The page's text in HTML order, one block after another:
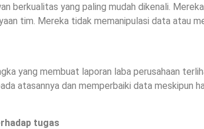
berkualitas yang paling mudah dikenali. Mereka
tim. Mereka tidak memanipulasi data atau
yang membuat laporan laba perusahaan
atasannya dan memperbaiki data meskipun
tugas